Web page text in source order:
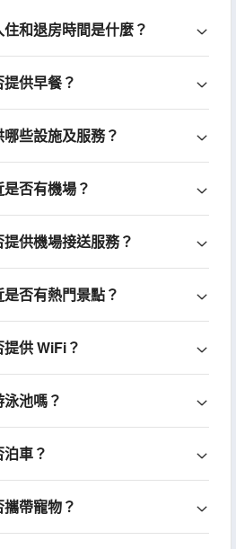
和退房時間是什麼？
供早餐？
些設施及服務？
否有機場？
供機場接送服務？
否有熱門景點？
供 WiFi？
池嗎？
車？
帶寵物？